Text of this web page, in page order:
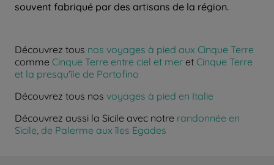
souvent fabriqué par des artisans de la région.
Découvrez tous nos voyages à pied aux Cinque Terre
comme Cinque Terre entre ciel et mer et Cinque Terre
et la presqu'île de Portofino
Découvrez tous nos voyages à pied en Italie
Découvrez aussi la Sicile avec notre randonnée en
Sicile, de Palerme aux îles Egades